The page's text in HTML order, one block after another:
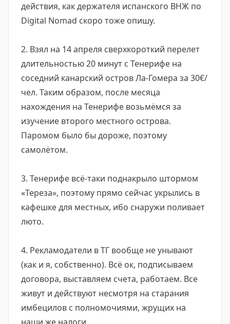
действия, как держателя испанского ВНЖ по
Digital Nomad скоро тоже опишу.
2. Взял на 14 апреля сверхкороткий перелет
длительностью 20 минут с Тенерифе на
соседний канарский остров Ла-Гомера за 30€/
чел. Таким образом, после месяца
нахождения на Тенерифе возьмёмся за
изучение второго местного острова.
Паромом было бы дороже, поэтому
самолётом.
3. Тенерифе всё-таки поднакрыло штормом
«Тереза», поэтому прямо сейчас укрылись в
кафешке для местных, ибо снаружи поливает
люто.
4. Рекламодатели в ТГ вообще не унывают
(как и я, собственно). Всё ок, подписываем
договора, выставляем счета, работаем. Все
живут и действуют несмотря на старания
имбецилов с полномочиями, жрущих на